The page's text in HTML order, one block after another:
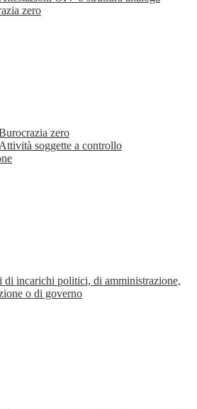
zero
zero
Attività soggette a controllo
di incarichi politici, di amministrazione,
o di governo